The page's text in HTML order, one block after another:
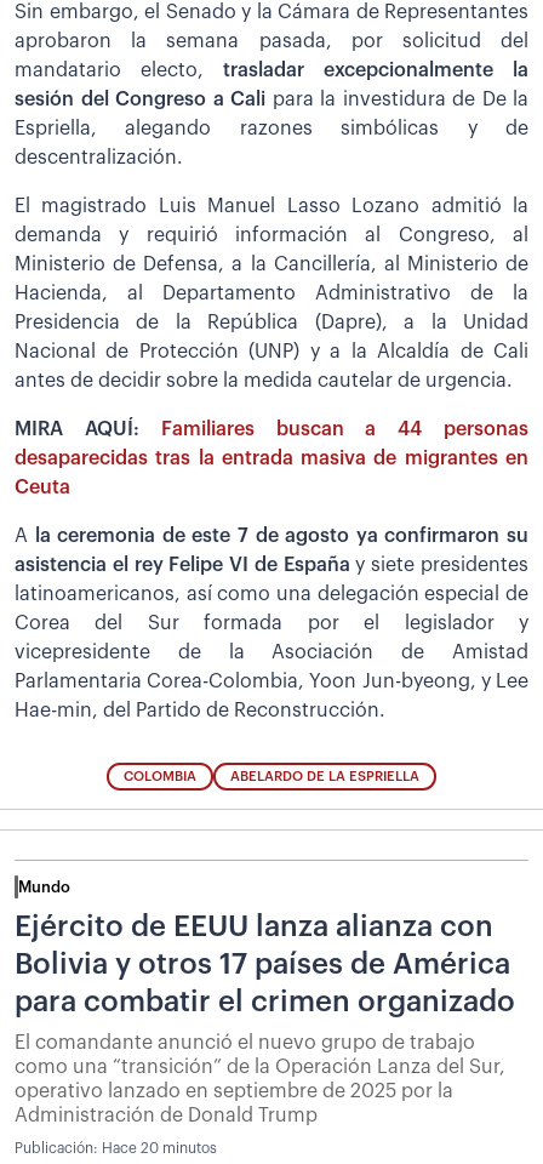
Sin embargo, el Senado y la Cámara de Representantes
aprobaron la semana pasada, por solicitud del
mandatario electo, trasladar excepcionalmente la
sesión del Congreso a Cali para la investidura de De la
Espriella, alegando razones simbólicas y de
descentralización.
El magistrado Luis Manuel Lasso Lozano admitió la
demanda y requirió información al Congreso, al
Ministerio de Defensa, a la Cancillería, al Ministerio de
Hacienda, al Departamento Administrativo de la
Presidencia de la República (Dapre), a la Unidad
Nacional de Protección (UNP) y a la Alcaldía de Cali
antes de decidir sobre la medida cautelar de urgencia.
MIRA AQUÍ:
Familiares buscan a 44 personas
desaparecidas tras la entrada masiva de migrantes en
Ceuta
A
la ceremonia de este 7 de agosto ya confirmaron su
asistencia el rey Felipe VI de Españay siete presidentes
latinoamericanos, así como una delegación especial de
Corea del Sur formada por el legislador y
vicepresidente de la Asociación de Amistad
Parlamentaria Corea-Colombia, Yoon Jun-byeong, y Lee
Hae-min, del Partido de Reconstrucción.
COLOMBIA ABELARDO DE LA ESPRIELLA
Mundo
Ejército de EEUU lanza alianza con
Bolivia y otros 17 países de América
para combatir el crimen organizado
El comandante anunció el nuevo grupo de trabajo
como una “transición” de la Operación Lanza del Sur,
operativo lanzado en septiembre de 2025 por la
Administración de Donald Trump
Publicación: Hace 20 minutos